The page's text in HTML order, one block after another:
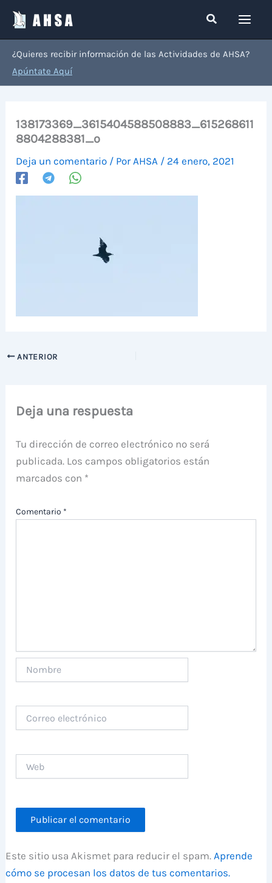
contenido
Buscar
¿Quieres recibir información de las Actividades de AHSA?
Apúntate Aquí
138173369_3615404588508883_615268611
8804288381_o
Deja un comentario / Por AHSA / 24 enero, 2021
ANTERIOR
Deja una respuesta
Tu dirección de correo electrónico no será
publicada. Los campos obligatorios están
marcados con *
Comentario *
electrónico
Este sitio usa Akismet para reducir el spam.Aprende
cómo se procesan los datos de tus comentarios.